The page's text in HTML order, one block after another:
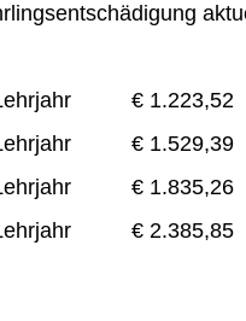
€ 1.223,52
€ 1.529,39
€ 1.835,26
€ 2.385,85